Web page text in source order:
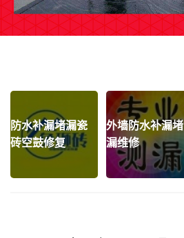
防水补漏堵漏瓷
砖空鼓修复
外墙防水补漏堵
漏维修